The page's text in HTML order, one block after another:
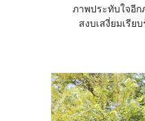
ภาพประทับใจอีก
สงบเสงี่ยมเรี